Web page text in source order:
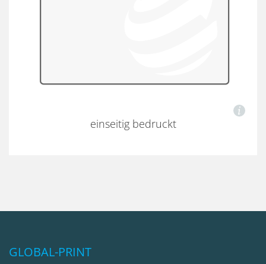
einseitig bedruckt
GLOBAL-PRINT